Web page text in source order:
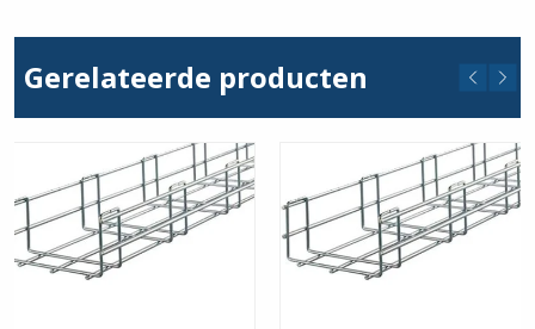
Gerelateerde producten